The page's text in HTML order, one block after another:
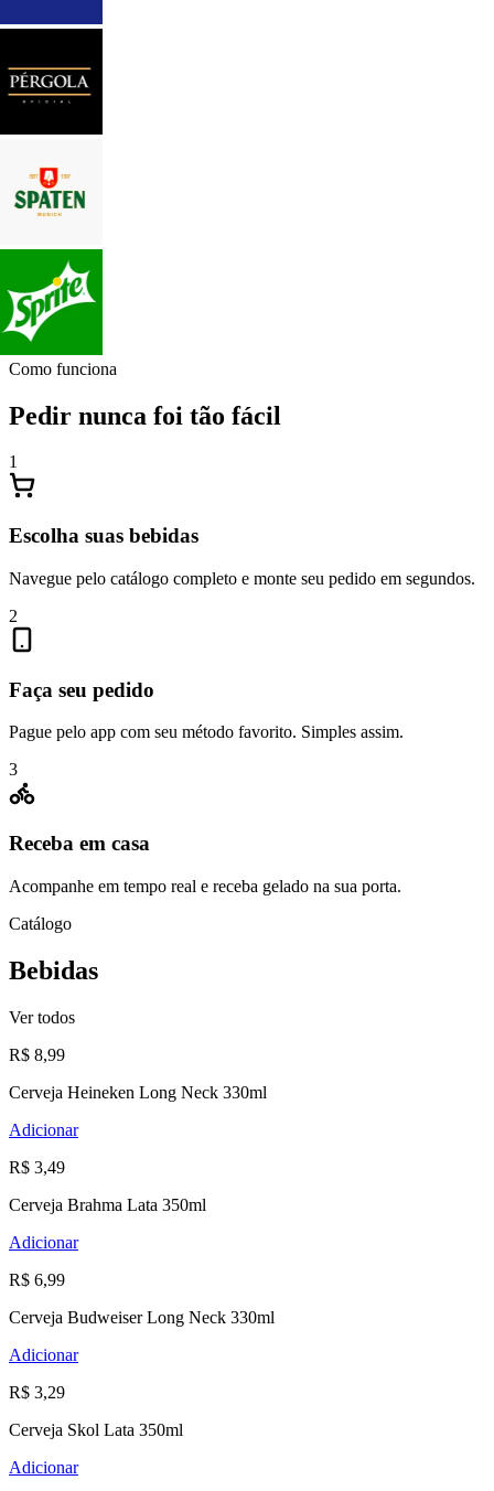
Como funciona
Pedir nunca foi tão fácil
1
Escolha suas bebidas
Navegue pelo catálogo completo e monte seu pedido em segundos.
2
Faça seu pedido
Pague pelo app com seu método favorito. Simples assim.
3
Receba em casa
Acompanhe em tempo real e receba gelado na sua porta.
Catálogo
Bebidas
Ver todos
R$ 8,99
Cerveja Heineken Long Neck 330ml
Adicionar
R$ 3,49
Cerveja Brahma Lata 350ml
Adicionar
R$ 6,99
Cerveja Budweiser Long Neck 330ml
Adicionar
R$ 3,29
Cerveja Skol Lata 350ml
Adicionar